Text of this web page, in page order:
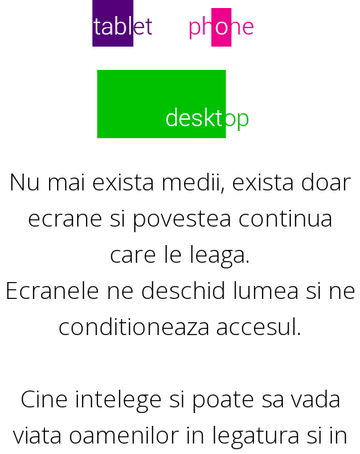
Nu mai exista medii, exista doar
ecrane si povestea continua
care le leaga.
Ecranele ne deschid lumea si ne
conditioneaza accesul.
Cine intelege si poate sa vada
viata oamenilor in legatura si in